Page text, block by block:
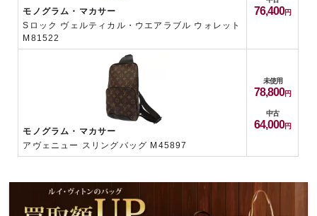
モノグラム・マカサー
Sロック ヴェルティカル・ウエアラブル ウォレット
M81522
76,400
モノグラム・マカサー
アヴェニュー スリングバッグ M45897
未使用
78,800
中古
64,000